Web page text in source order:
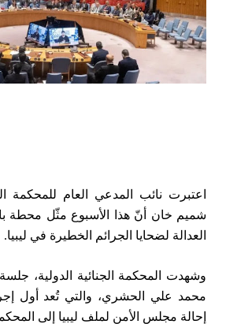
اعتبرت نائب المدعي العام للمحكمة
شميم خان أنّ هذا الأسبوع مثّل محطة
العدالة لضحايا الجرائم الخطيرة في ليبيا.
وشهدت المحكمة الجنائية الدولية،
محمد علي الحشري، والتي تُعد أول
إحالة مجلس الأمن لملف ليبيا إلى المحكمة